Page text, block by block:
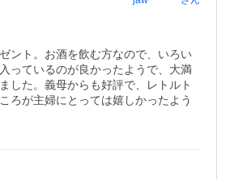
ント。お酒を飲む方なので、いろい
っているのが良かったようで、大満
した。義母からも好評で、レトルト
ろが主婦にとっては嬉しかったよう